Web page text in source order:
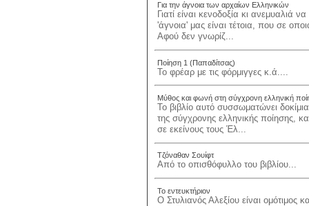
Για την άγνοια των αρχαίων Ελληνικών
Γιατί είναι κενοδοξία κι
'άγνοια' μας είναι τέτοια, που σε
Αφού δεν γνωρίζ...
Ποίηση 1 (Παπαδίτσας)
Το φρέαρ με τις φόρμιγγες κ.ά....
Μύθος και φωνή στη σύγχρονη ελληνική
Το βιβλίο αυτό συσσωματώνει
της σύγχρονης ελληνικής ποίησης,
σε εκείνους τους Έλ...
Τζόναθαν Σουίφτ
Από το οπισθόφυλλο του βιβλίου...
Το εντευκτήριον
Ο Στυλιανός Αλεξίου είναι ομότιμος